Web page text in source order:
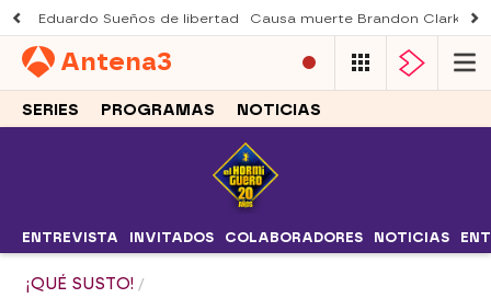
Eduardo Sueños de libertad Causa muerte Brandon Clarke
Antena3
SERIES PROGRAMAS NOTICIAS
ENTREVISTA INVITADOS COLABORADORES NOTICIAS
¡QUÉ SUSTO!